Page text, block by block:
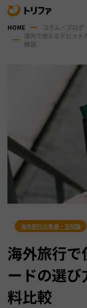
HOME コラム・ブログ
海外で使えるデビット
解説
海外旅行の準備・豆知識
海外旅行で
ードの選
料比較